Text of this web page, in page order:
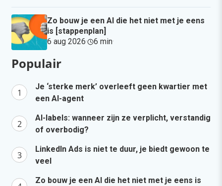
Zo bouw je een AI die het niet met je eens
is [stappenplan]
6 aug 2026· 6 min·
Populair
Je ‘sterke merk’ overleeft geen kwartier met
een AI-agent
AI-labels: wanneer zijn ze verplicht, verstandig
of overbodig?
LinkedIn Ads is niet te duur, je biedt gewoon te
veel
Zo bouw je een AI die het niet met je eens is